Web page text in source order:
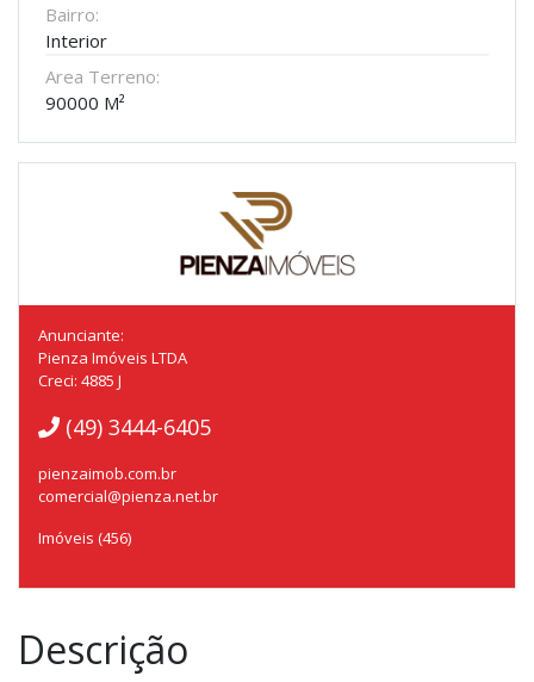
Bairro:
Interior
Area Terreno:
90000 M²
Anunciante:
Pienza Imóveis LTDA
Creci: 4885 J
(49) 3444-6405
pienzaimob.com.br
comercial@pienza.net.br
Imóveis (456)
Descrição